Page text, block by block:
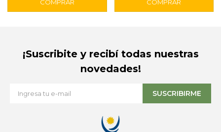
¡Suscribite y recibí todas nuestras
novedades!
SUSCRIBIRME